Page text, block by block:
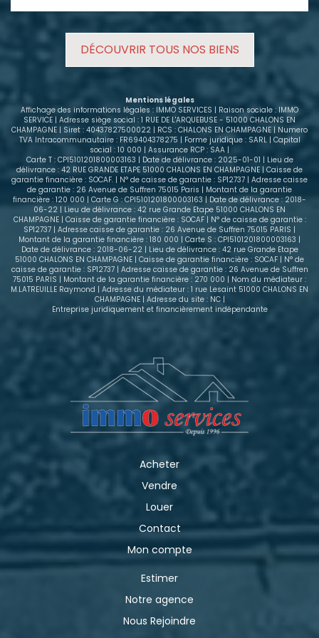
bains, - Un WC séparé. Pour compléter ce bien, vous
profiter des beaux jours, ainsi que d'un garage en
sous-sol et une place de parking privative. Le
chauffage est individuel au gaz, offrant une gestion
charges : 620 € - Provisions sur charges : 115 €
(entretien et éléctricité des parties communes, eau
froide, et taxe d'ordures ménagères) - Dépôt de
garantie : 620 € Intéressé(e) ? Contactez dès
maintenant notre conseillère en immobilier afin de
constituer votre dossier locataire et de planifier
votre visite. Ne tardez pas, ce bien allie confort,
espace et proximité du centre-ville !
DÉCOUVRIR TOUS NOS BIENS
Mentions légales
Affichage des informations légales : IMMO SERVICES | Raison sociale : IMMO
SERVICE | Adresse siège social : 1 RUE DE L'ARQUEBUSE - 51000 CHALONS EN
CHAMPAGNE | Siret : 40437827500022 | RCS : CHALONS EN CHAMPAGNE | Numero
TVA Intracommunautaire : FR69404378275 | Forme juridique : SARL | Capital
social : 10 000 | Assurance RCP : SAA |
Carte T : CPI5101201800003163 | Date de délivrance : 2025-01-01 | Lieu de
délivrance : 42 RUE GRANDE ETAPE 51000 CHALONS EN CHAMPAGNE | Caisse de
garantie financière : SOCAF. | N° de caisse de garantie : SP12737 | Adresse caisse
de garantie : 26 Avenue de Suffren 75015 Paris | Montant de la garantie
financière : 120 000 | Carte G : CPI5101201800003163 | Date de délivrance : 2018-
06-22 | Lieu de délivrance : 42 rue Grande Etape 51000 CHALONS EN
CHAMPAGNE | Caisse de garantie financière : SOCAF | N° de caisse de garantie :
SP12737 | Adresse caisse de garantie : 26 Avenue de Suffren 75015 PARIS |
Montant de la garantie financière : 180 000 | Carte S : CPI5101201800003163 |
Date de délivrance : 2018-06-22 | Lieu de délivrance : 42 rue Grande Etape
51000 CHALONS EN CHAMPAGNE | Caisse de garantie financière : SOCAF | N° de
caisse de garantie : SP12737 | Adresse caisse de garantie : 26 Avenue de Suffren
75015 PARIS | Montant de la garantie financière : 270 000 | Nom du médiateur :
M.LATREUILLE Raymond | Adresse du médiateur : 1 rue Lesaint 51000 CHALONS EN
CHAMPAGNE | Adresse du site : NC |
Entreprise juridiquement et financièrement indépendante
Acheter
Vendre
Louer
Contact
Mon compte
Estimer
Notre agence
Nous Rejoindre